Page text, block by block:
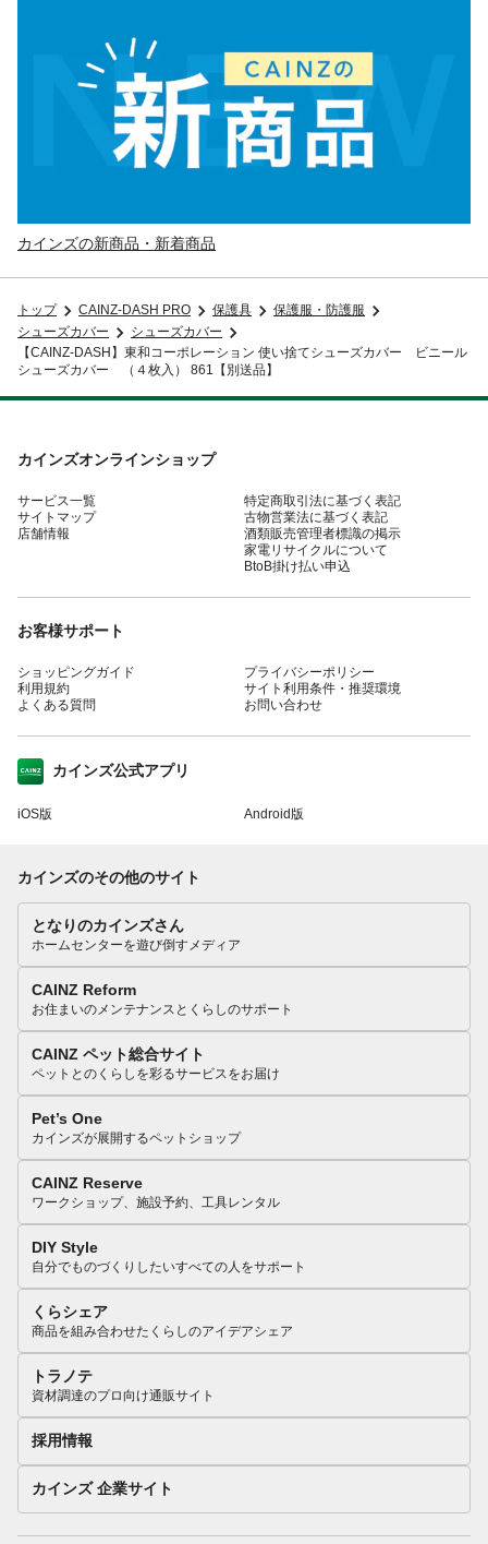
カインズの新商品・新着商品
トップ CAINZ-DASH PRO 保護具
保護服・防護服
シューズカバー
シューズカバー
【CAINZ-DASH】東和コーポレーション 使い捨てシューズカバー ビニール
シューズカバー （４枚入） 861【別送品】
カインズオンラインショップ
サービス一覧
サイトマップ
店舗情報
特定商取引法に基づく表記
古物営業法に基づく表記
酒類販売管理者標識の掲示
家電リサイクルについて
BtoB掛け払い申込
お客様サポート
ショッピングガイド
利用規約
よくある質問
プライバシーポリシー
サイト利用条件・推奨環境
お問い合わせ
カインズ公式アプリ
iOS版 Android版
カインズのその他のサイト
となりのカインズさん
ホームセンターを遊び倒すメディア
CAINZ Reform
お住まいのメンテナンスとくらしのサポート
CAINZ ペット総合サイト
ペットとのくらしを彩るサービスをお届け
Pet’s One
カインズが展開するペットショップ
CAINZ Reserve
ワークショップ、施設予約、工具レンタル
DIY Style
自分でものづくりしたいすべての人をサポート
くらシェア
商品を組み合わせたくらしのアイデアシェア
トラノテ
資材調達のプロ向け通販サイト
採用情報
カインズ 企業サイト